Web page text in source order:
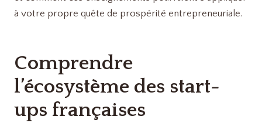
à votre propre quête de prospérité entrepreneuriale.
Comprendre
l’écosystème des start-
ups françaises